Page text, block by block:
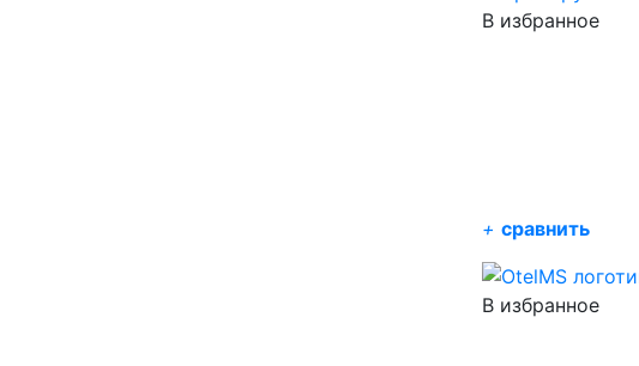
В избранное
+ сравнить
В избранное